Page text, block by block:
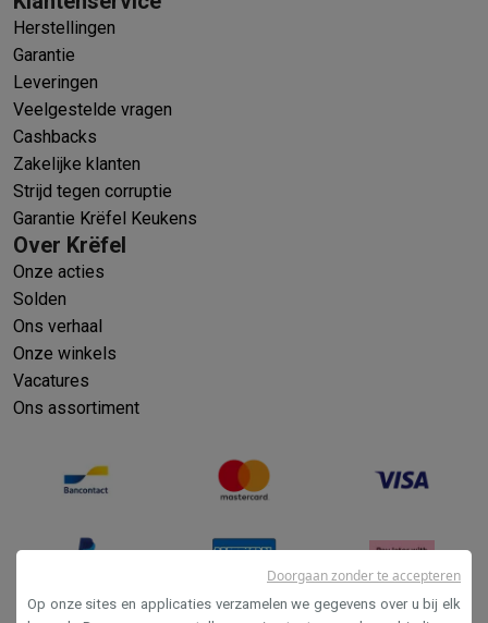
Herstellingen
Garantie
Leveringen
Veelgestelde vragen
Cashbacks
Zakelijke klanten
Strijd tegen corruptie
Garantie Krëfel Keukens
Over Krëfel
Onze acties
Solden
Ons verhaal
Onze winkels
Vacatures
Ons assortiment
Op onze sites en applicaties verzamelen we gegevens over u bij elk
Doorgaan zonder te accepteren